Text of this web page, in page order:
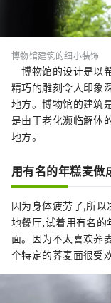
博物馆建筑的细小装饰
博物馆的设计是以
精巧的雕刻令人印象
地方。博物馆的建筑
是由于老化濒临解体
地方。
用有名的年糕麦做
因为身体疲劳了,所
地餐厅,试着用有名
面。因为不太喜欢荞
个特定的荞麦面很受